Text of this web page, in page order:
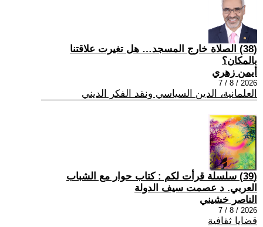
(38) الصلاة خارج المسجد… هل تغيرت علاقتنا
بالمكان؟
أيمن زهري
2026 / 8 / 7
العلمانية، الدين السياسي ونقد الفكر الديني
(39) سلسلة قرأت لكم : كتاب حوار مع الشباب
العربي. د عصمت سيف الدولة
الناصر خشيني
2026 / 8 / 7
قضايا ثقافية